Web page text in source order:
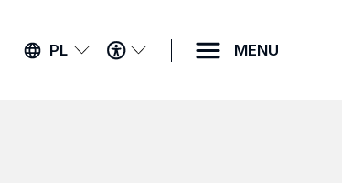
PL
MENU
DOSTĘPNOŚCI
MENU